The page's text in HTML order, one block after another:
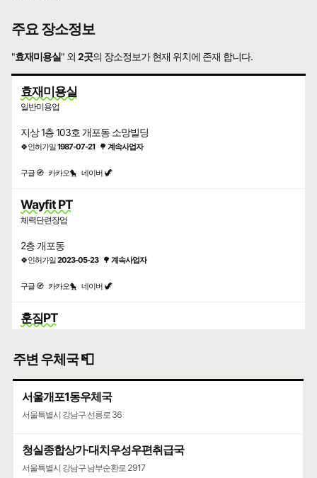
주요 장소정보
"효재미용실" 외2곳의 장소정보가 현재 위치에 존재 합니다.
효재미용실
일반미용업
지상 1층 103호 개포동 소망빌딩
🍀인허가일1987-07-21 🌳 계속사업자
구글 🧭 카카오🐤 네이버 🦖
Wayfit PT
체력단련장업
2층 개포동
🍀인허가일2023-05-23 🌳 계속사업자
구글 🧭 카카오🐤 네이버 🦖
훈짐PT
2층 개포동
구글 🧭 카카오🐤 네이버 🦖
주변 우체국 📮
서울개포1동우체국
서울특별시 강남구 선릉로 36
청실종합상가·대치우성우편취급국
서울특별시 강남구 남부순환로 2917